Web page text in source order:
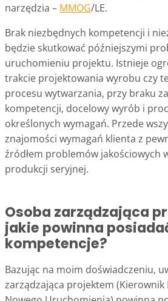
narzędzia – MMOG/LE.
Brak niezbędnych kompetencji i
będzie skutkować późniejszymi
uruchomieniu projektu. Istnieje
trakcie projektowania wyrobu czy
procesu wytwarzania, przy braku
kompetencji, docelowy wyrób i
określonych wymagań. Przede
znajomości wymagań klienta z
źródłem problemów jakościowych
produkcji seryjnej.
Osoba zarządzająca
jakie powinna
kompetencje?
Bazując na moim doświadczeniu,
zarządzająca projektem